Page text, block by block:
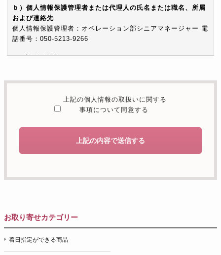
ｂ）個人情報保護管理者または代理人の氏名または職名、所属
および連絡先
個人情報保護管理者：オペレーション部シニアマネージャー 電
話番号：050-5213-9266
c）利用の目的
合わせを適切に受け付け、当社が提供するサービスに関する情
d）個人情報を第三者に提供することが予定される場合の事項
た個人情報を第三者に提供することはありません。
ことがあります。
利用目的の通知・開示・内容の訂正・追加または削除・利用の
停止・消去および第三者への提供の停止（「開示等」といいま
す。）に応じます。開示等のお問合せは下記の連絡先までお願
い致します。
上記の個人情報の取扱いに関する
事項について同意する
上記の内容で送信する
お取り寄せカテゴリー
着日指定ができる商品